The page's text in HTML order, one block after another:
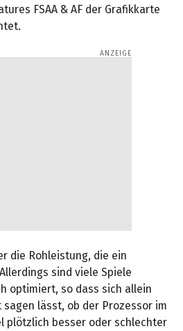
FSAA & AF der Grafikkarte
die Rohleistung, die ein
sind viele Spiele
optimiert, so dass sich allein
lässt, ob der Prozessor im
plötzlich besser oder schlechter